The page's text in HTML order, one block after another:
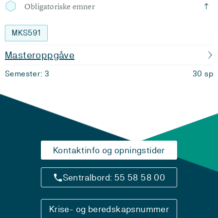
Obligatoriske emner
MKS591
Masteroppgåve
Semester: 3 30 sp
Kontaktinfo og opningstider
Sentralbord: 55 58 58 00
Krise- og beredskapsnummer